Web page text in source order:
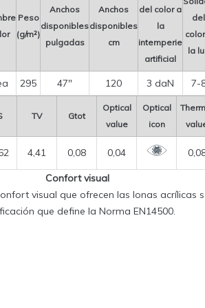
Peso
(g/m²)
Anchos
disponibles
pulgadas
Anchos
disponibles
cm
del color a
la
intemperie
artificial
del
la
295 47″ 120 3 daN 7-
TV Gtot
Optical
value
Optical
icon
4,41 0,08 0,04
Confort visual
visual que ofrecen las lonas acrílicas
que define la Norma EN14500.